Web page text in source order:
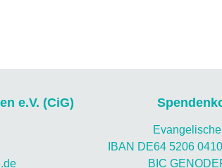
e.V. (CiG)
IBAN DE64 5206
BIC